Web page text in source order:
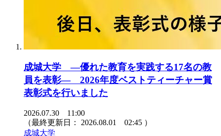
成城大学 ―優れた教育を実践する17名の教
員を表彰― 2026年度ベストティーチャー賞
表彰式を行いました
2026.07.30 11:00
（最終更新日： 2026.08.01 02:45 ）
成城大学